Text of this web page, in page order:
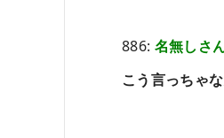
886: 名無しさ
こう言っちゃ